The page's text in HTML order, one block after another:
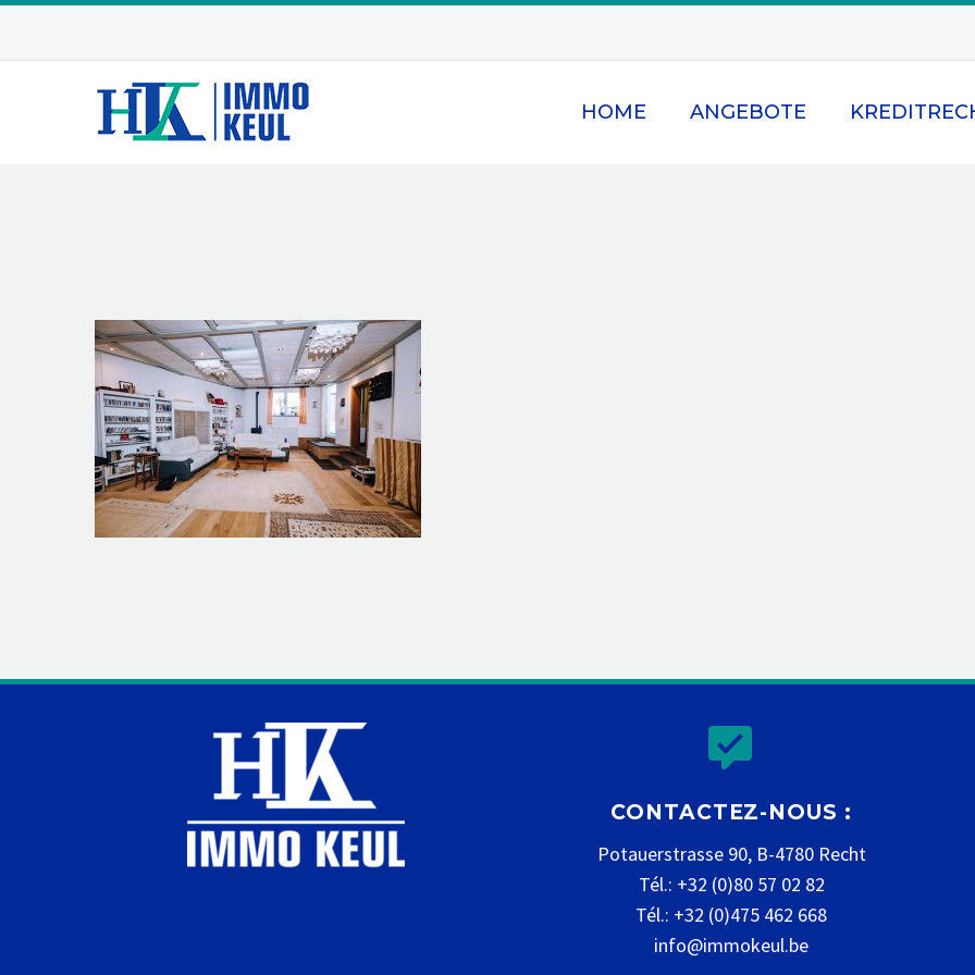
HOME ANGEBOTE


CONTACTEZ-NOUS :
Potauerstrasse 90, B-4780 Recht
Tél.: +32 (0)80 57 02 82
Tél.: +32 (0)475 462 668
info@immokeul.be